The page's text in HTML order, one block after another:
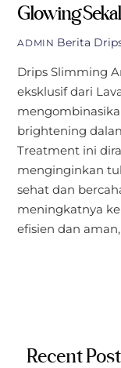
Glowing
ADMIN Berita
Drips Slimming
eksklusif dari
brightening
Treatment ini
menginginkan
sehat dan
meningkatnya
efisien dan
Recent